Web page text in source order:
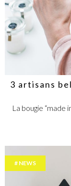
3 artisans
La bougie “made
NEWS